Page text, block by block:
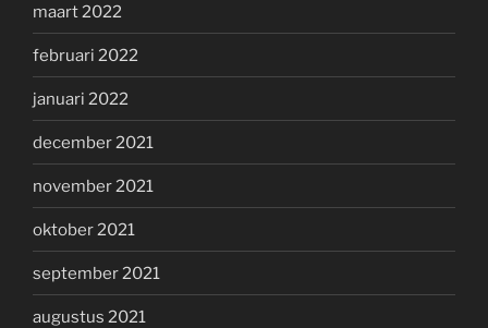
maart 2022
februari 2022
januari 2022
december 2021
november 2021
oktober 2021
september 2021
augustus 2021